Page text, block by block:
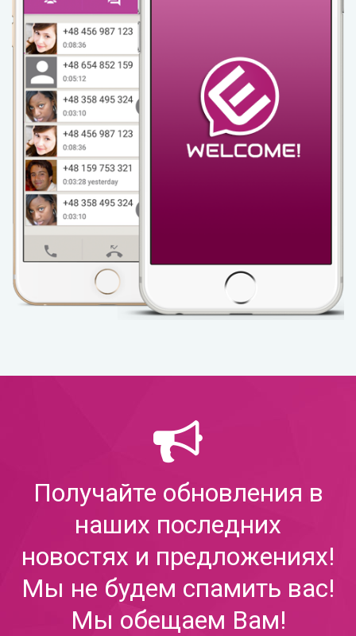
Получайте обновления в
наших последних
новостях и предложениях!
Мы не будем спамить вас!
Мы обещаем Вам!